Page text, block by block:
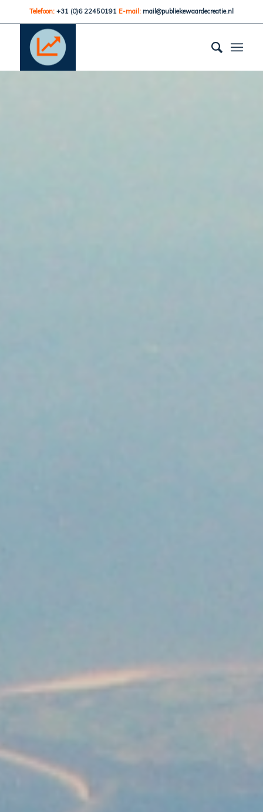
Telefoon: +31 (0)6 22450191E-mail: mail@publiekewaardecreatie.nl